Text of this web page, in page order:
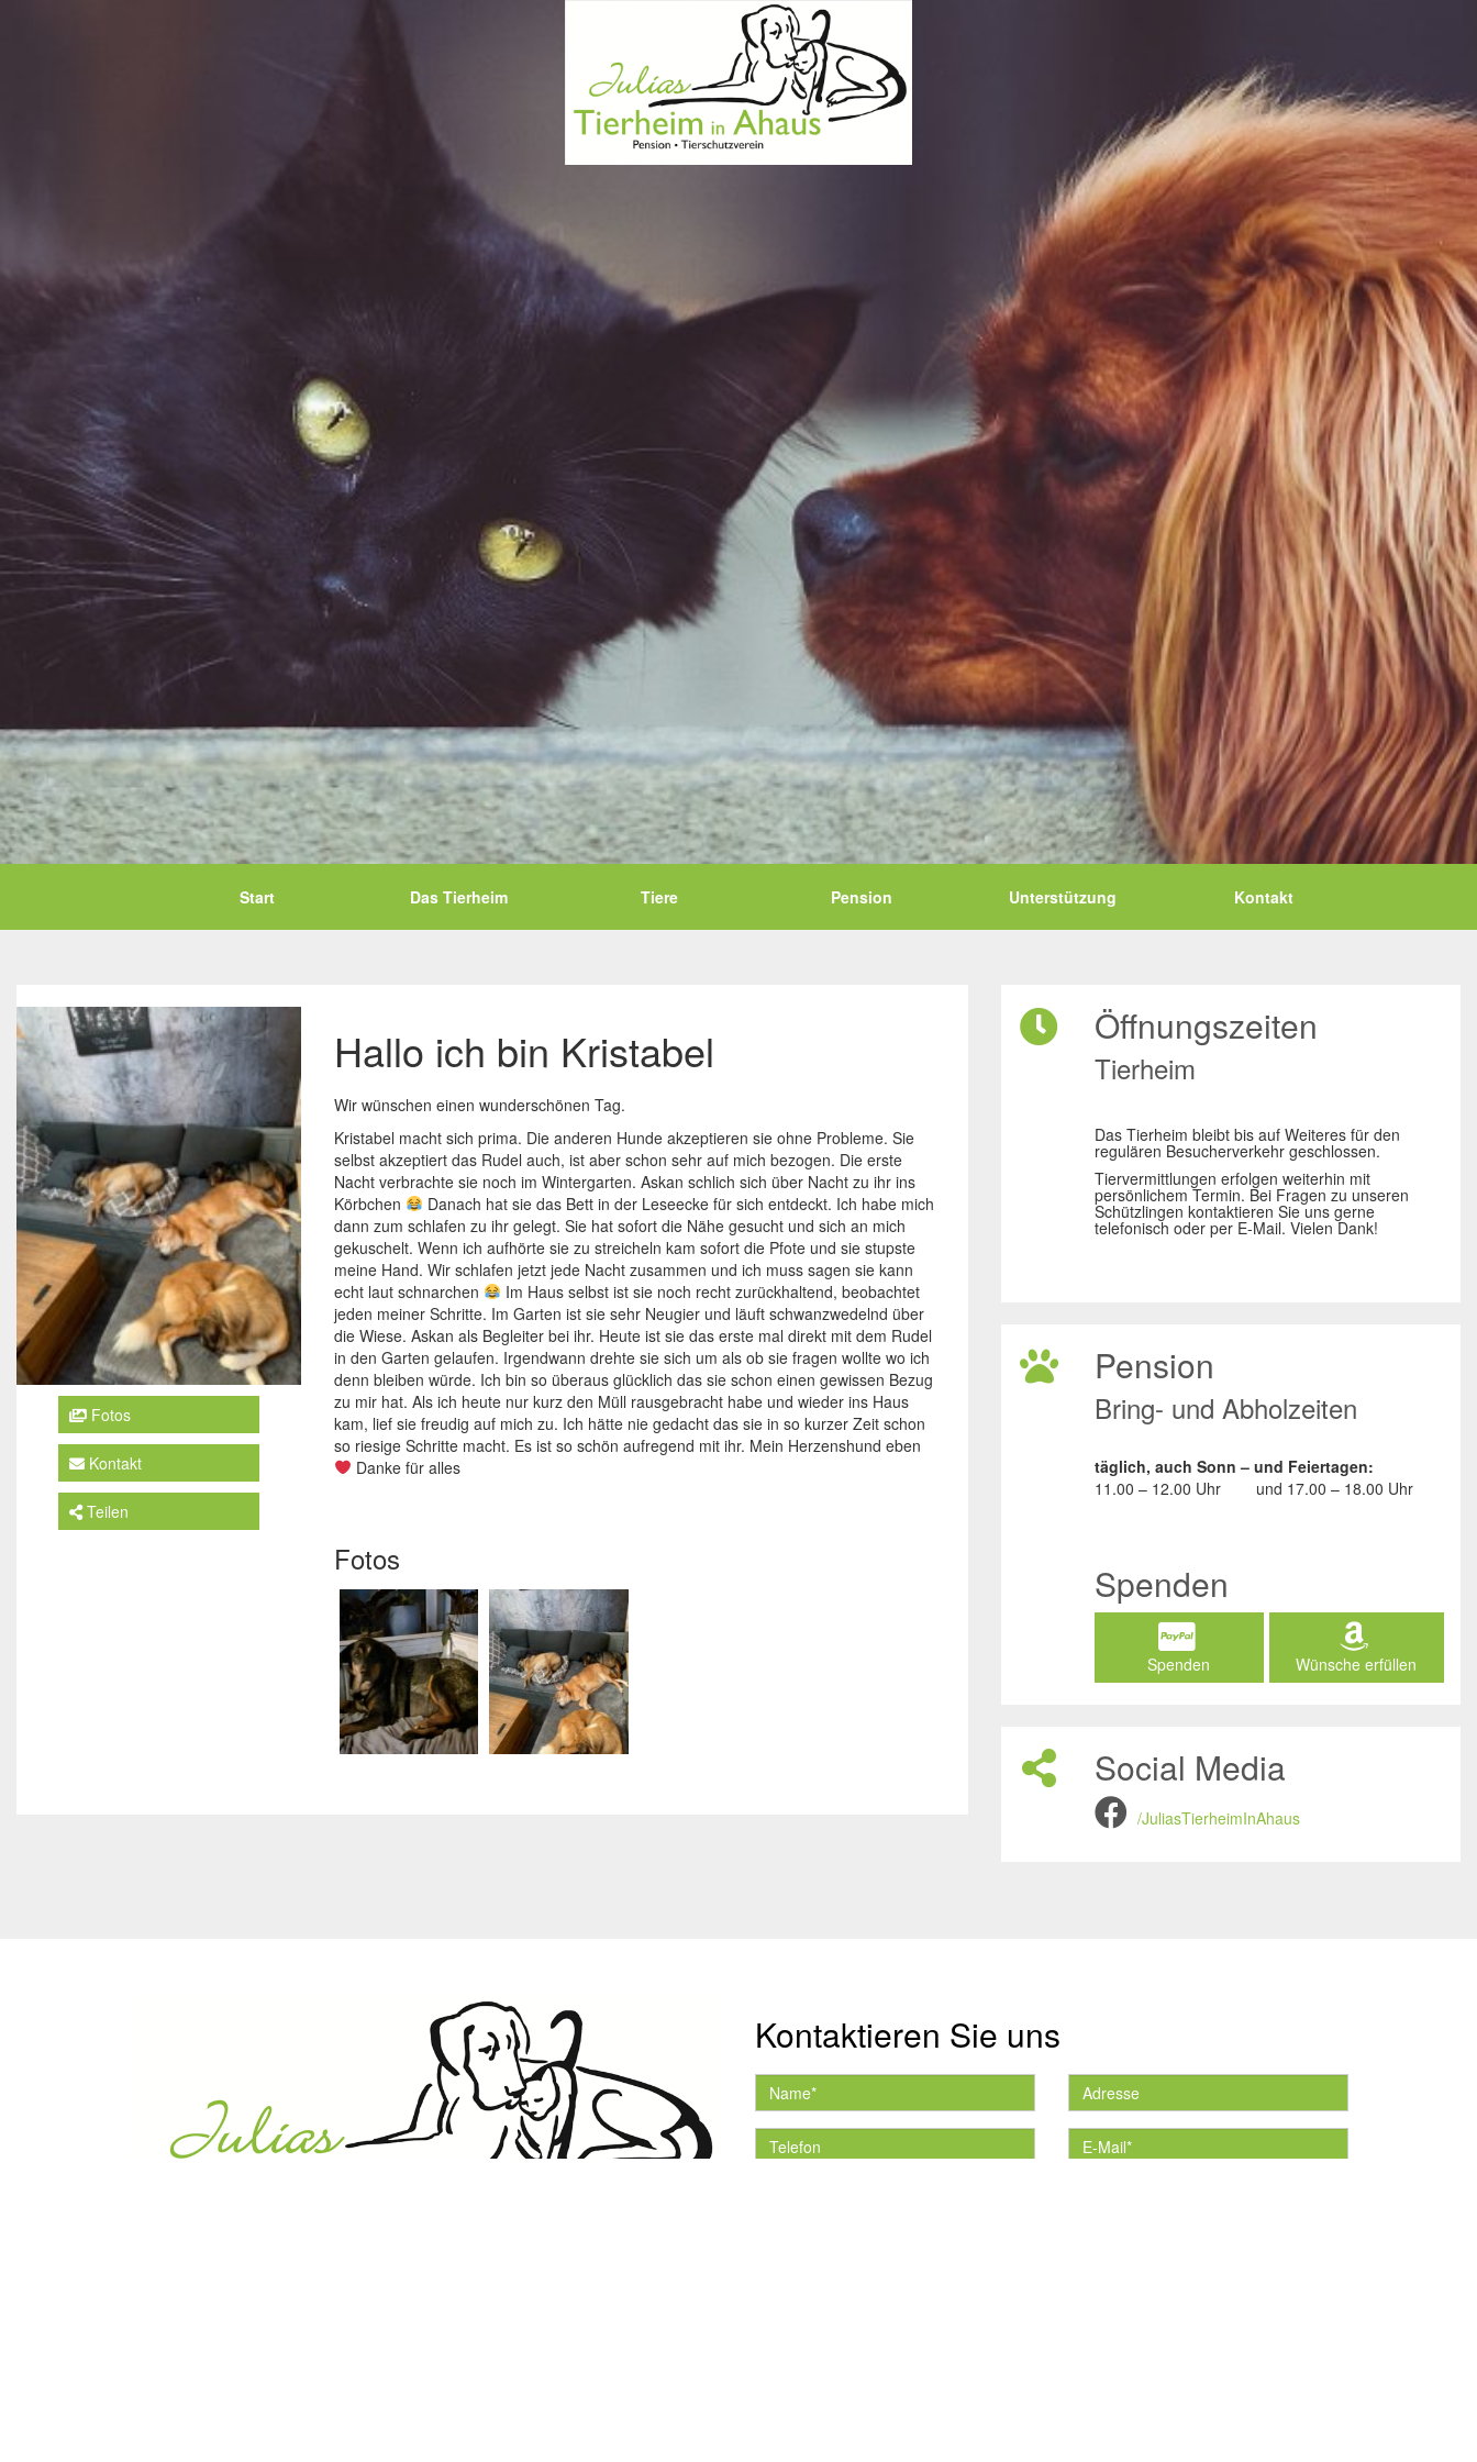
Start Das Tierheim Tiere Pension Unterstützung Kontakt
Fotos
Kontakt
Teilen
Hallo ich bin Kristabel
Wir wünschen einen wunderschönen Tag.
Kristabel macht sich prima. Die anderen Hunde akzeptieren sie ohne Probleme. Sie
selbst akzeptiert das Rudel auch, ist aber schon sehr auf mich bezogen. Die erste
Nacht verbrachte sie noch im Wintergarten. Askan schlich sich über Nacht zu ihr ins
Körbchen
Danach hat sie das Bett in der Leseecke für sich entdeckt. Ich habe mich
dann zum schlafen zu ihr gelegt. Sie hat sofort die Nähe gesucht und sich an mich
gekuschelt. Wenn ich aufhörte sie zu streicheln kam sofort die Pfote und sie stupste
meine Hand. Wir schlafen jetzt jede Nacht zusammen und ich muss sagen sie kann
echt laut schnarchen
Im Haus selbst ist sie noch recht zurückhaltend, beobachtet
jeden meiner Schritte. Im Garten ist sie sehr Neugier und läuft schwanzwedelnd über
die Wiese. Askan als Begleiter bei ihr. Heute ist sie das erste mal direkt mit dem Rudel
in den Garten gelaufen. Irgendwann drehte sie sich um als ob sie fragen wollte wo ich
denn bleiben würde. Ich bin so überaus glücklich das sie schon einen gewissen Bezug
zu mir hat. Als ich heute nur kurz den Müll rausgebracht habe und wieder ins Haus
kam, lief sie freudig auf mich zu. Ich hätte nie gedacht das sie in so kurzer Zeit schon
so riesige Schritte macht. Es ist so schön aufregend mit ihr. Mein Herzenshund eben
Danke für alles
Fotos
Öffnungszeiten
Tierheim
Das Tierheim bleibt bis auf Weiteres für den
regulären Besucherverkehr geschlossen.
Tiervermittlungen erfolgen weiterhin mit
persönlichem Termin. Bei Fragen zu unseren
Schützlingen kontaktieren Sie uns gerne
telefonisch oder per E-Mail. Vielen Dank!
Pension
Bring- und Abholzeiten
täglich, auch Sonn – und Feiertagen:
11.00 – 12.00 Uhr
und 17.00 – 18.00 Uhr
Spenden
Spenden Wünsche erfüllen
Social Media
/JuliasTierheimInAhaus
Kontaktieren Sie uns